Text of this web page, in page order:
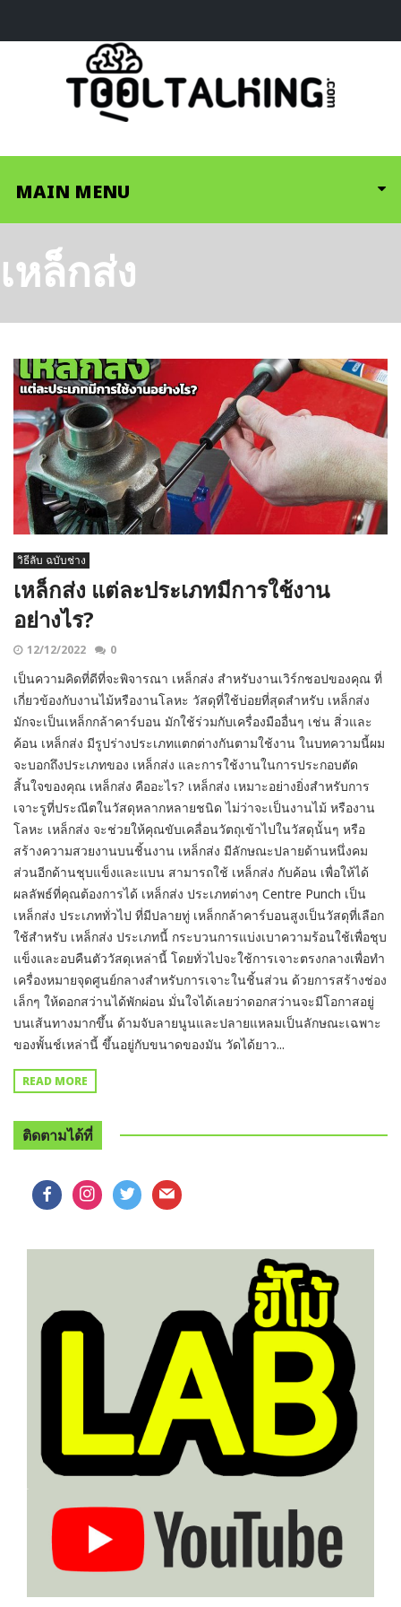
MAIN MENU
เหล็กส่ง
วิธีลับ ฉบับช่าง
เหล็กส่ง แต่ละประเภทมีการใช้งาน
อย่างไร?
12/12/2022 0
เป็นความคิดที่ดีที่จะพิจารณา เหล็กส่ง สำหรับงานเวิร์กชอปของคุณ ที่
เกี่ยวข้องกับงานไม้หรืองานโลหะ วัสดุที่ใช้บ่อยที่สุดสำหรับ เหล็กส่ง
มักจะเป็นเหล็กกล้าคาร์บอน มักใช้ร่วมกับเครื่องมืออื่นๆ เช่น สิ่วและ
ค้อน เหล็กส่ง มีรูปร่างประเภทแตกต่างกันตามใช้งาน ในบทความนี้ผม
จะบอกถึงประเภทของ เหล็กส่ง และการใช้งานในการประกอบตัด
สิ้นใจของคุณ เหล็กส่ง คืออะไร? เหล็กส่ง เหมาะอย่างยิ่งสำหรับการ
เจาะรูที่ประณีตในวัสดุหลากหลายชนิด ไม่ว่าจะเป็นงานไม้ หรืองาน
โลหะ เหล็กส่ง จะช่วยให้คุณขับเคลื่อนวัตถุเข้าไปในวัสดุนั้นๆ หรือ
สร้างความสวยงานบนชิ้นงาน เหล็กส่ง มีลักษณะปลายด้านหนึ่งคม
ส่วนอีกด้านชุบแข็งและแบน สามารถใช้ เหล็กส่ง กับค้อน เพื่อให้ได้
ผลลัพธ์ที่คุณต้องการได้ เหล็กส่ง ประเภทต่างๆ Centre Punch เป็น
เหล็กส่ง ประเภททั่วไป ที่มีปลายทู่ เหล็กกล้าคาร์บอนสูงเป็นวัสดุที่เลือก
ใช้สำหรับ เหล็กส่ง ประเภทนี้ กระบวนการแบ่งเบาความร้อนใช้เพื่อชุบ
แข็งและอบคืนตัววัสดุเหล่านี้ โดยทั่วไปจะใช้การเจาะตรงกลางเพื่อทำ
เครื่องหมายจุดศูนย์กลางสำหรับการเจาะในชิ้นส่วน ด้วยการสร้างช่อง
เล็กๆ ให้ดอกสว่านได้พักผ่อน มั่นใจได้เลยว่าดอกสว่านจะมีโอกาสอยู่
บนเส้นทางมากขึ้น ด้ามจับลายนูนและปลายแหลมเป็นลักษณะเฉพาะ
ของพั้นช์เหล่านี้ ขึ้นอยู่กับขนาดของมัน วัดได้ยาว...
READ MORE
ติดตามได้ที่
facebookinstagram
twitter mail